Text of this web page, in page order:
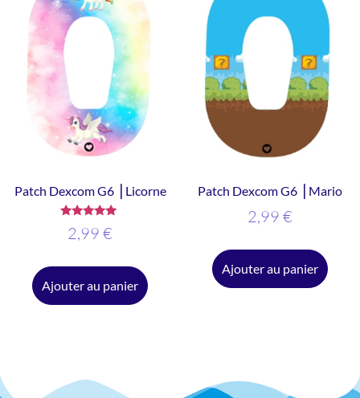
Patch Dexcom G6 ⎥ Licorne
Note
5.00
2,99 €
Ajouter au panier
Patch Dexcom G6 ⎥ Mario
2,99 €
Ajouter au panier